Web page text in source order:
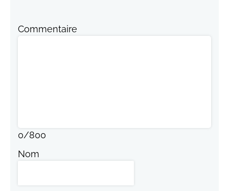
Commentaire
0/800
Nom